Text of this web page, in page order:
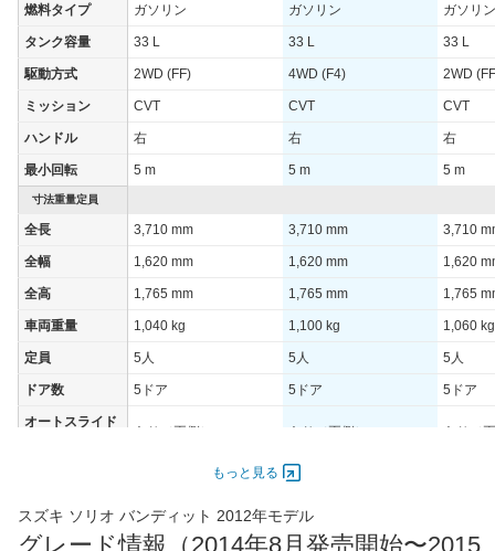
「スズキセーフティサポート」を搭載。これは衝突被害軽減ブレ
ーキの「デュアルカメラブレーキサポート」をはじめ、前後の誤
発進抑制機能、アダプティブクルーズコントロールそして、ドラ
イバーの視線上に必要な情報を表示するヘッドアップディスプレ
能を達成している。（2020.11）
燃料タイプ ガソリン ガソリン ガソリン
タンク容量 33 L 33 L 33 L
駆動方式 2WD (FF) 4WD (F4) 2WD
ミッション CVT CVT CVT
ハンドル 右 右 右
最小回転 5 m 5 m 5 m
寸法重量定員
全長 3,710 mm 3,710 mm 3,710
全幅 1,620 mm 1,620 mm 1,620
全高 1,765 mm 1,765 mm 1,765
車両重量 1,040 kg 1,100 kg 1,060 kg
定員 5人 5人 5人
ドア数 5ドア 5ドア 5ドア
オートスライド
あり（両側） あり（両側） あり（
最高トルク 118 [12]/ 4,000 118 [12]/ 4,000 118
もっと見る
スズキ ソリオ バンディット 2012年モデル
グレード情報（2014年8月発売開始〜2015